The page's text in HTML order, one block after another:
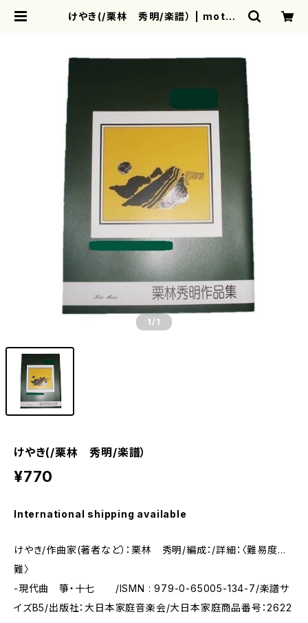
けやき(/栗林 秀明/楽譜） | mothe
1/1
けやき(/栗林 秀明/楽譜）
¥770
International shipping available
けやき/作曲家(著者など）：栗林 秀明/編成：/詳細：〈難易度…
難〉
-現代曲 箏・十七 /ISMN : 979-0-65005-134-7/楽譜サ
イズB5/出版社：大日本家庭音楽会/大日本家庭商品番号：2622